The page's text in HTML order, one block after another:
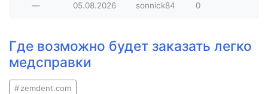
— 05.08.2026 sonnick84 0
Где возможно будет заказать легко
медсправки
zemdent.com